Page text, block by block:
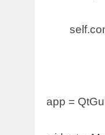
app =